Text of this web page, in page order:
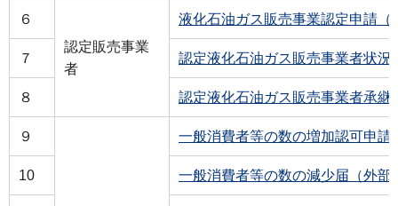
６
認定販売事業
者
液化石油ガス販売事業認定申請（
７ 認定液化石油ガス販売事業者状況
８ 認定液化石油ガス販売事業者承
９ 一般消費者等の数の増加認可申請
10 一般消費者等の数の減少届（外部